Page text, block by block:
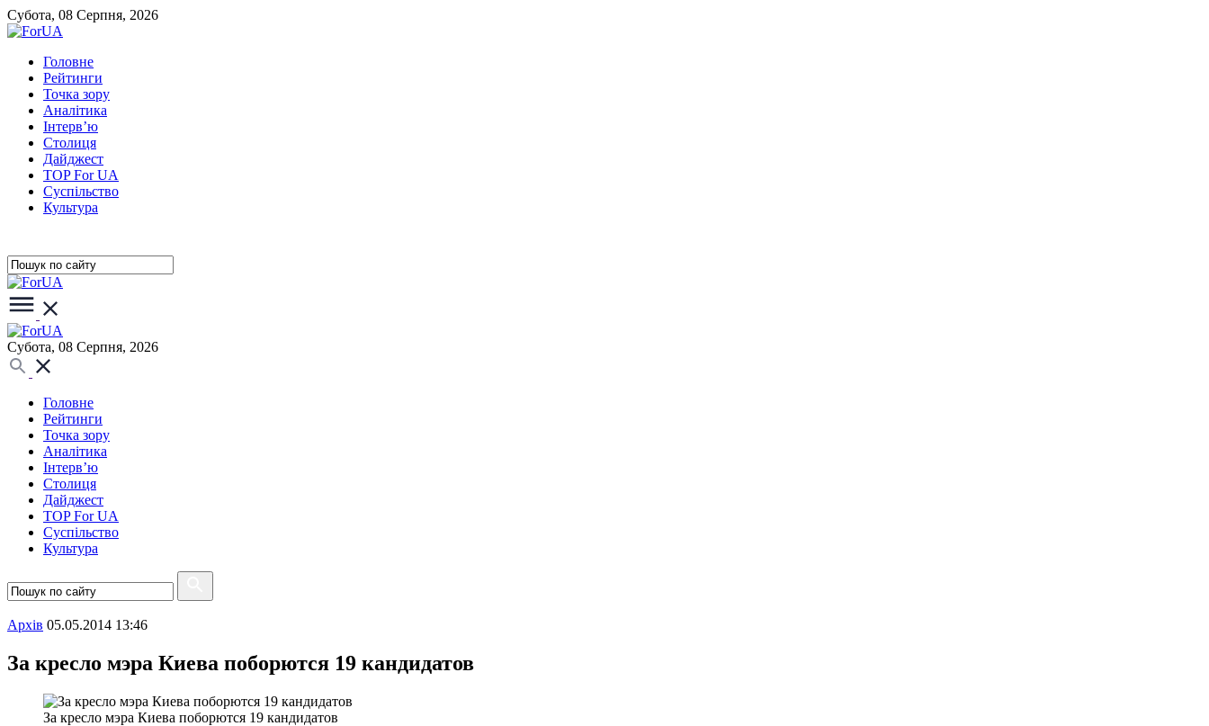
Субота, 08 Серпня, 2026
Головне
Рейтинги
Точка зору
Аналітика
Інтерв’ю
Столиця
Дайджест
TOP For UA
Суспiльство
Культура
Субота, 08 Серпня, 2026
Головне
Рейтинги
Точка зору
Аналітика
Інтерв’ю
Столиця
Дайджест
TOP For UA
Суспiльство
Культура
Архiв 05.05.2014 13:46
За кресло мэра Киева поборются 19 кандидатов
За кресло мэра Киева поборются 19 кандидатов